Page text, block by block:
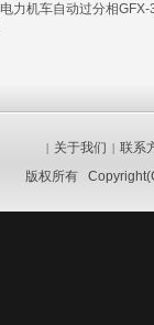
电力机车自动过分相
| 关于我们 | 联系
版权所有